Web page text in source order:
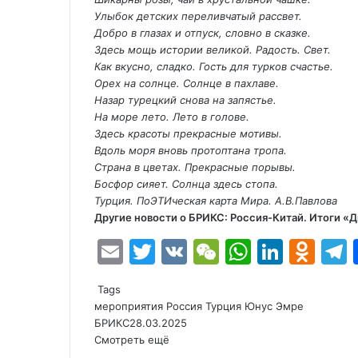
Улыбок детских переливчатый рассвет.
Добро в глазах и отпуск, словно в сказке.
Здесь мощь истории великой. Радость. Свет.
Как вкусно, сладко. Гость для турков счастье.
Орех на солнце. Солнце в пахлаве.
Назар турецкий снова на запястье.
На море лето. Лето в голове.
Здесь красоты прекрасные мотивы.
Вдоль моря вновь протоптана тропа.
Страна в цветах. Прекрасные порывы.
Босфор сияет. Солнца здесь стопа.
Турция. ПоЭТИческая карта Мира. А.В.Павлова
Другие новости о БРИКС: Россия-Китай. Итоги
E
ai
l
T
itt
er
V
W
C
W
at
Li
k
O
Tags
мероприятия Россия Турция Юнус Эмре
БРИКС28.03.2025
Смотреть ещё